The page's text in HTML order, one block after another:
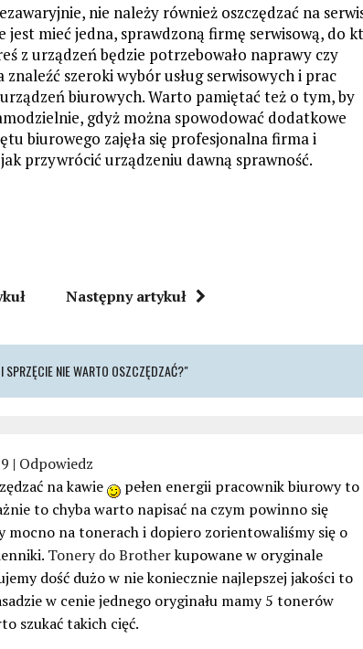
nie należy również oszczędzać na
jest mieć jedna, sprawdzoną firmę serwisową, do
z urządzeń będzie potrzebowało naprawy czy
szeroki wybór usług serwisowych i prac
biurowych. Warto pamiętać też o tym, by
gdyż można spowodować dodatkowe
biurowego zajęła się profesjonalna firma i
przywrócić urządzeniu dawną sprawność.
Następny artykuł
NIE WARTO OSZCZĘDZAĆ?"
| Odpowiedz
na kawie
pełen energii pracownik biurowy to
to chyba warto napisać na czym powinno się
mocno na tonerach i dopiero zorientowaliśmy się o
Tonery do Brotherkupowane w oryginale
dość dużo w nie koniecznie najlepszej jakości to
w cenie jednego oryginału mamy 5 tonerów
szukać takich cięć.